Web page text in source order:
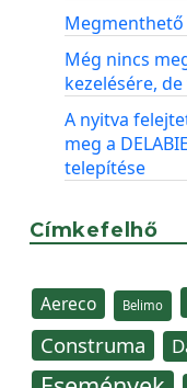
Még nincs
kezelésére,
A nyitva
meg a
telepítése
Címkefelhő
Aereco Belimo
Construma